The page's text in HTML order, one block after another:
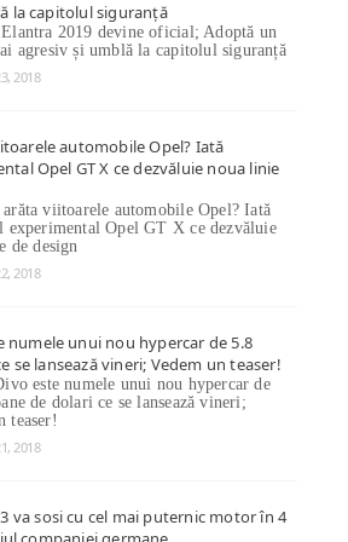
2019 devine oficial; Adoptă un
agresiv și umblă la capitolul siguranță
2018
viitoarele automobile Opel? Iată
experimental Opel GT X ce dezvăluie
de design
2018
este numele unui nou hypercar de
de dolari ce se lansează vineri;
teaser!
2018